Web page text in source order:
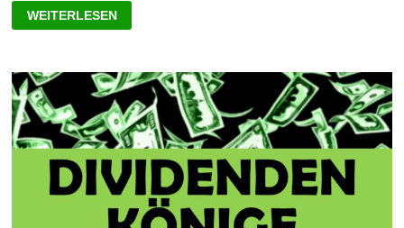
DIVIDENDEN
KÖNIGE
MIT
2022
WEITERLESEN